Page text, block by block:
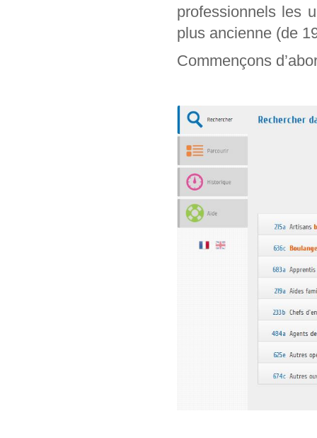
professionnels les
plus ancienne (de
Commençons